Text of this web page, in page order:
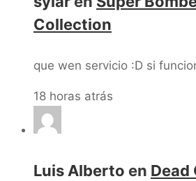
Collection
que wen servicio :D si
18 horas atrás
Luis Alberto en Dead